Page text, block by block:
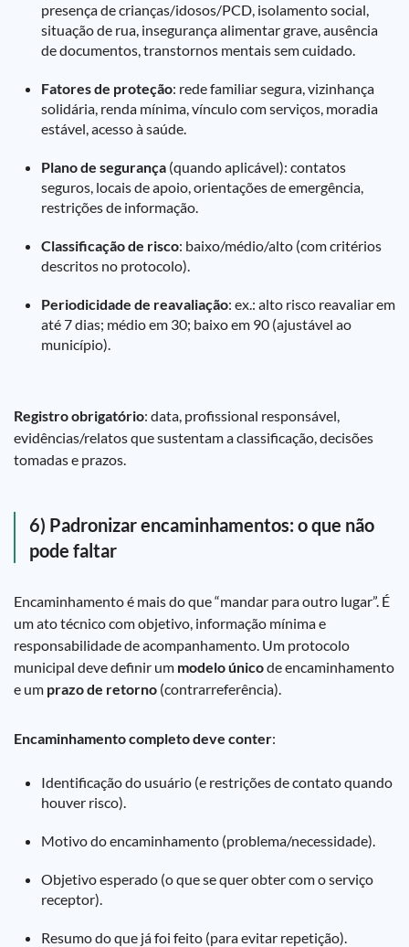
presença de crianças/idosos/PCD, isolamento social,
situação de rua, insegurança alimentar grave, ausência
de documentos, transtornos mentais sem cuidado.
Fatores de proteção: rede familiar segura, vizinhança
solidária, renda mínima, vínculo com serviços, moradia
estável, acesso à saúde.
Plano de segurança (quando aplicável): contatos
seguros, locais de apoio, orientações de emergência,
restrições de informação.
Classificação de risco: baixo/médio/alto (com critérios
descritos no protocolo).
Periodicidade de reavaliação: ex.: alto risco reavaliar em
até 7 dias; médio em 30; baixo em 90 (ajustável ao
município).
Registro obrigatório: data, profissional responsável,
evidências/relatos que sustentam a classificação, decisões
tomadas e prazos.
6) Padronizar encaminhamentos: o que não
pode faltar
Encaminhamento é mais do que “mandar para outro lugar”. É
um ato técnico com objetivo, informação mínima e
responsabilidade de acompanhamento. Um protocolo
municipal deve definir um modelo únicode encaminhamento
e um prazo de retorno (contrarreferência).
Encaminhamento completo deve conter:
Identificação do usuário (e restrições de contato quando
houver risco).
Motivo do encaminhamento (problema/necessidade).
Objetivo esperado (o que se quer obter com o serviço
receptor).
Resumo do que já foi feito (para evitar repetição).